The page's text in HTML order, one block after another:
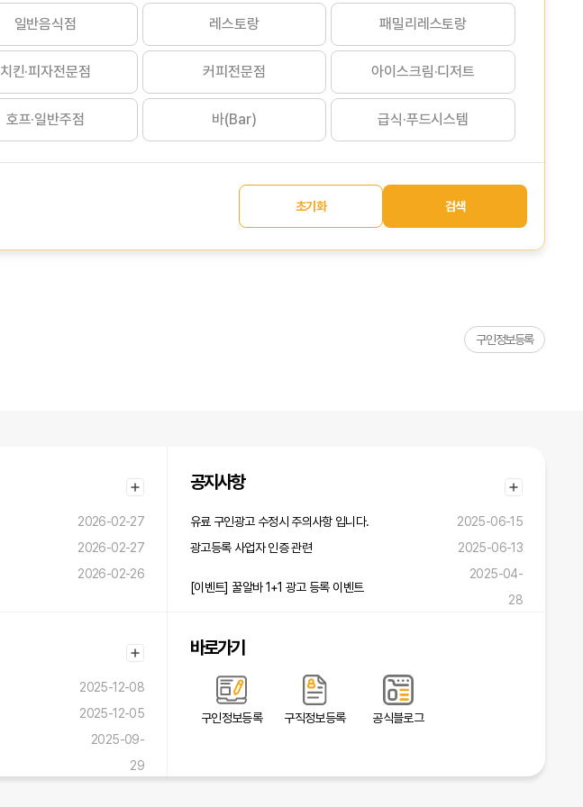
일반음식점 레스토랑 패밀리레스토랑
치킨·피자전문점 커피전문점 아이스크림·디저트
호프·일반주점 바(Bar) 급식·푸드시스템
초기화 검색
구인정보등록
2026-02-27
2026-02-27
2026-02-26
2025-12-08
2025-12-05
2025-09-
29
공지사항
유료 구인광고 수정시 주의사항 입니다.
2025-06-15
광고등록 사업자 인증 관련
2025-06-13
[이벤트] 꿀알바 1+1 광고 등록 이벤트
2025-04-
28
바로가기
구인정보등록 구직정보등록 공식블로그